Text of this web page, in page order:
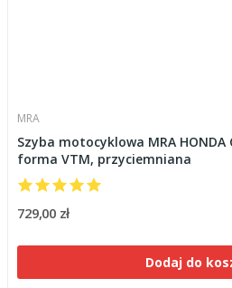
MRA
Szyba motocyklowa MRA HONDA
forma VTM, przyciemniana
729,00 zł
Dodaj do